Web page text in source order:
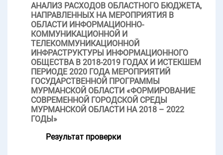
АНАЛИЗ РАСХОДОВ ОБЛАСТНОГО БЮДЖЕТА,
НАПРАВЛЕННЫХ НА МЕРОПРИЯТИЯ В
ОБЛАСТИ ИНФОРМАЦИОННО-
КОММУНИКАЦИОННОЙ И
ТЕЛЕКОММУНИКАЦИОННОЙ
ИНФРАСТРУКТУРЫ ИНФОРМАЦИОННОГО
ОБЩЕСТВА В 2018-2019 ГОДАХ И ИСТЕКШЕМ
ПЕРИОДЕ 2020 ГОДА МЕРОПРИЯТИЙ
ГОСУДАРСТВЕННОЙ ПРОГРАММЫ
МУРМАНСКОЙ ОБЛАСТИ «ФОРМИРОВАНИЕ
СОВРЕМЕННОЙ ГОРОДСКОЙ СРЕДЫ
МУРМАНСКОЙ ОБЛАСТИ НА 2018 – 2022
ГОДЫ»
Результат проверки